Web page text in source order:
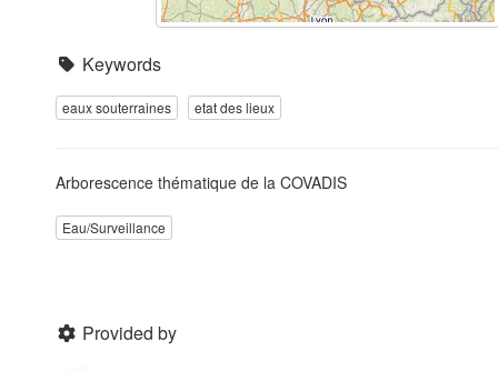
Keywords
eaux souterraines etat des lieux
Arborescence thématique de la COVADIS
Eau/Surveillance
Provided by